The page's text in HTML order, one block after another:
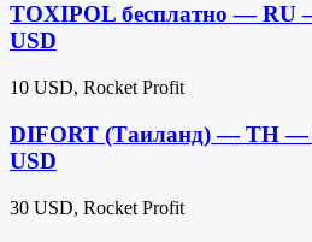
TOXIPOL бесплатно — RU
USD
10 USD, Rocket Profit
DIFORT (Таиланд) — TH —
USD
30 USD, Rocket Profit